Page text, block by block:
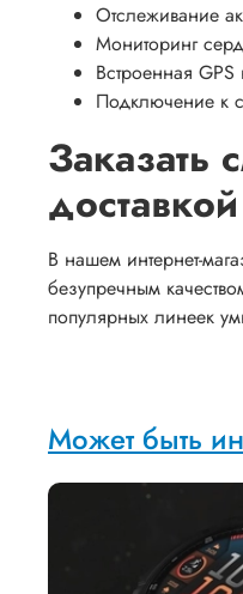
Отслеживание
Мониторинг
Встроенная
Подключение к
Заказать
В нашем интернет-
безупречным
популярных линеек
Может быть